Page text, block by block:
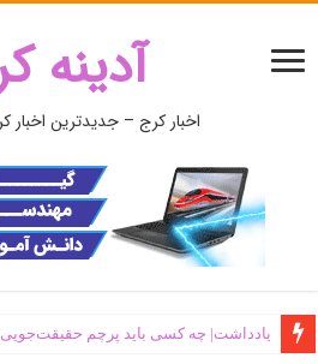
آدینه
اخبار کرج – جدیدترین اخبار
یادداشت| ‌چه کسی باید پرچم حقیقت‌جویی